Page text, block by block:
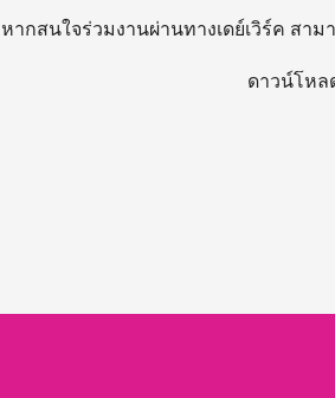
หากสนใจร่วมงานผ่านทางเดย์เวิร์ค สา
ดาวน์โหล